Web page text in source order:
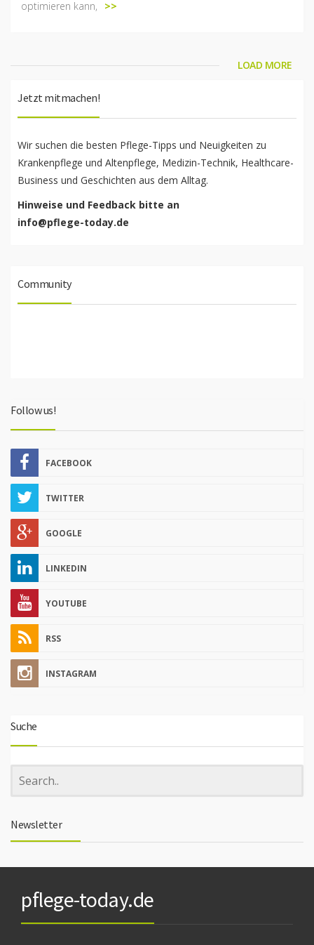
optimieren kann, >>
LOAD MORE
Jetzt mitmachen!
Wir suchen die besten Pflege-Tipps und Neuigkeiten zu
Krankenpflege und Altenpflege, Medizin-Technik, Healthcare-
Business und Geschichten aus dem Alltag.
Hinweise und Feedback bitte an
info@pflege-today.de
Community
Follow us!
FACEBOOK
TWITTER
GOOGLE
LINKEDIN
YOUTUBE
RSS
INSTAGRAM
Suche
Newsletter
pflege-today.de